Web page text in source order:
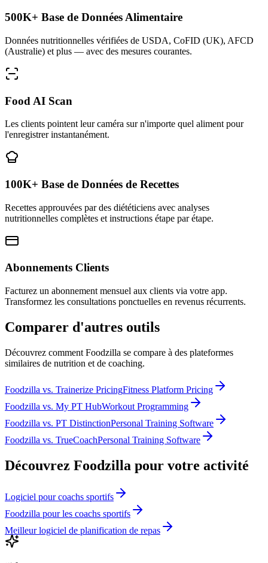
500K+ Base de Données Alimentaire
Données nutritionnelles vérifiées de USDA, CoFID (UK), AFCD
(Australie) et plus — avec des mesures courantes.
Food AI Scan
Les clients pointent leur caméra sur n'importe quel aliment pour
l'enregistrer instantanément.
100K+ Base de Données de Recettes
Recettes approuvées par des diététiciens avec analyses
nutritionnelles complètes et instructions étape par étape.
Abonnements Clients
Facturez un abonnement mensuel aux clients via votre app.
Transformez les consultations ponctuelles en revenus récurrents.
Comparer d'autres outils
Découvrez comment Foodzilla se compare à des plateformes
similaires de nutrition et de coaching.
Foodzilla vs. Trainerize PricingFitness Platform Pricing
Foodzilla vs. My PT HubWorkout Programming
Foodzilla vs. PT DistinctionPersonal Training Software
Foodzilla vs. TrueCoachPersonal Training Software
Découvrez Foodzilla pour votre activité
Logiciel pour coachs sportifs
Foodzilla pour les coachs sportifs
Meilleur logiciel de planification de repas